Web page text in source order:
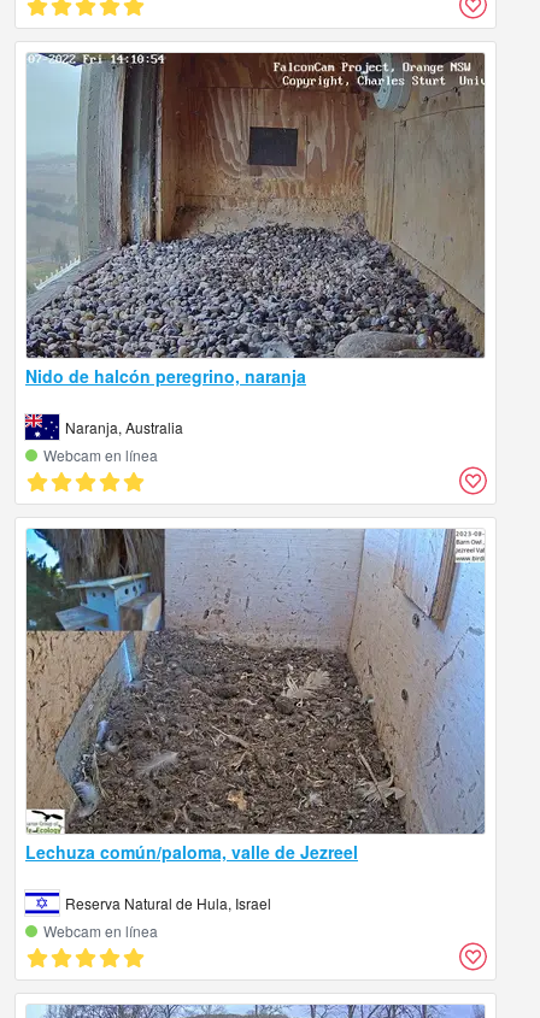
Nido de halcón peregrino, naranja
Naranja, Australia
Webcam en línea
Lechuza común/paloma, valle de Jezreel
Reserva Natural de Hula, Israel
Webcam en línea